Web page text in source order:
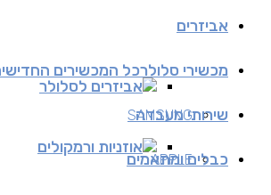
אביזרים
אביזרים לסלולר
אוזניות ורמקולים
מכשירי סלולרכל המכשירים
SAMSUNG
APPLE
שירותי מעבדה
כבלים ומתאמים